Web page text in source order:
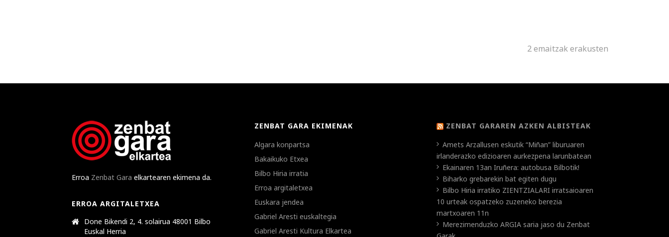
2 emaitzak erakusten
Erroa Zenbat Gara elkartearen ekimena da.
ERROA ARGITALETXEA
Done Bikendi 2, 4. solairua 48001 Bilbo
Euskal Herria
ZENBAT GARA EKIMENAK
Algara konpartsa
Bakaikuko Etxea
Bilbo Hiria irratia
Erroa argitaletxea
Euskara jendea
Gabriel Aresti euskaltegia
Gabriel Aresti Kultura Elkartea
ZENBAT GARAREN AZKEN ALBISTEAK
Amets Arzallusen eskutik “Miñan” liburuaren
irlanderazko edizioaren aurkezpena larunbatean
Ekainaren 13an Iruñera: autobusa Bilbotik!
Biharko grebarekin bat egiten dugu
Bilbo Hiria irratiko ZIENTZIALARI irratsaioaren
10 urteak ospatzeko zuzeneko berezia
martxoaren 11n
Merezimenduzko ARGIA saria jaso du Zenbat